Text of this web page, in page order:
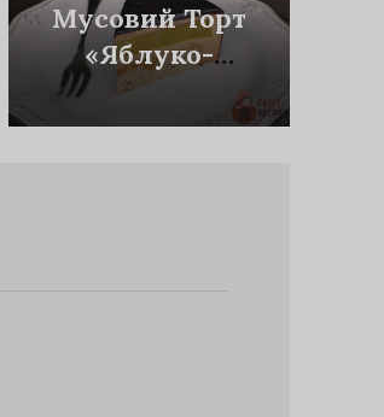
Мусовий Торт
«Яблуко-
Кориця»